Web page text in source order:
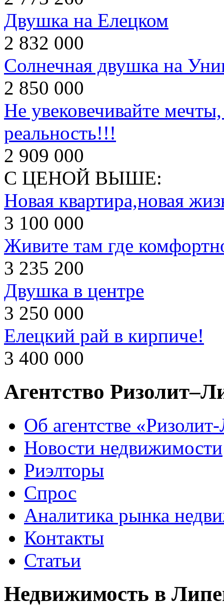
Двушка на Елецком
2 832 000
Солнечная двушка на
2 850 000
Не увековечивайте
реальность!!!
2 909 000
С ЦЕНОЙ ВЫШЕ:
Новая квартира,новая
3 100 000
Живите там где
3 235 200
Двушка в центре
3 250 000
Елецкий рай в кирпиче!
3 400 000
Агентство
Об агентстве
Новости недвижимости
Риэлторы
Спрос
Аналитика рынка
Контакты
Статьи
Недвижимость в